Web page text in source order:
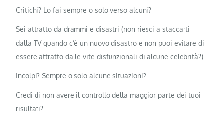
Critichi? Lo fai sempre o solo verso alcuni?
Sei attratto da drammi e disastri (non riesci a staccarti
dalla TV quando c’è un nuovo disastro e non puoi evitare di
essere attratto dalle vite disfunzionali di alcune celebrità?)
Incolpi? Sempre o solo alcune situazioni?
Credi di non avere il controllo della maggior parte dei tuoi
risultati?